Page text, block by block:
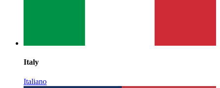
Italy
Italiano